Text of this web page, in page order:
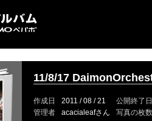
11/8/17
作成日 2011 / 08 / 21 公開終了日
管理者
acacialeafさん 写真の枚数